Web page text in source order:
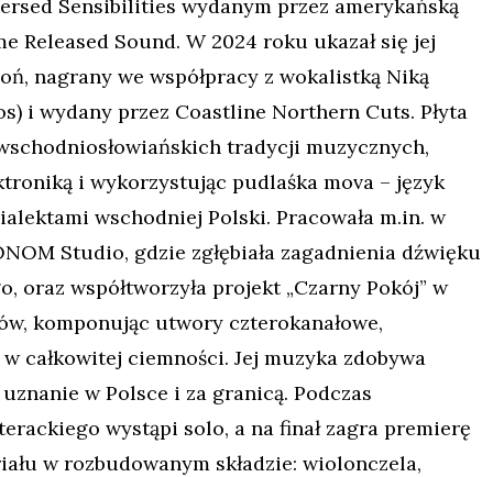
Sensibilities wydanym przez amerykańską
Released Sound. W 2024 roku ukazał się jej
, nagrany we współpracy z wokalistką Niką
i wydany przez Coastline Northern Cuts. Płyta
tradycji muzycznych,
i wykorzystując pudlaśka mova – język
wschodniej Polski. Pracowała m.in. w
Studio, gdzie zgłębiała zagadnienia dźwięku
oraz współtworzyła projekt „Czarny Pokój” w
komponując utwory czterokanałowe,
całkowitej ciemności. Jej muzyka zdobywa
w Polsce i za granicą. Podczas
wystąpi solo, a na finał zagra premierę
w rozbudowanym składzie: wiolonczela,